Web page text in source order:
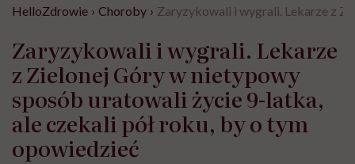
HelloZdrowie › Choroby › Zaryzykowali i wygrali. Lekarze z
Zaryzykowali i wygrali. Lekarze
z Zielonej Góry w nietypowy
sposób uratowali życie 9-latka,
ale czekali pół roku, by o tym
opowiedzieć